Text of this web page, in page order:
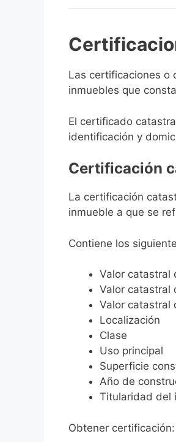
Las certificaciones o
inmuebles que
El certificado
identificación y
Certificación
La certificación
inmueble a que se
Contiene los
Valor catastral
Valor catastral
Valor catastral
Localización
Clase
Uso principal
Superficie
Año de
Titularidad del
Obtener certificación: